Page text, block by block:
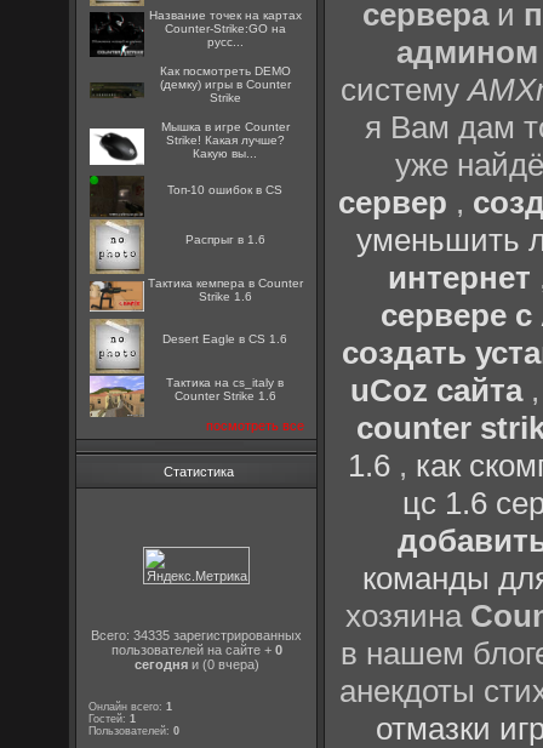
Название точек на картах
Counter-Strike:GO на
русс...
Как посмотреть DEMO
(демку) игры в Counter
Strike
Мышка в игре Counter
Strike! Какая лучше?
Какую вы...
Топ-10 ошибок в CS
Распрыг в 1.6
Тактика кемпера в Counter
Strike 1.6
Desert Eagle в CS 1.6
Тактика на cs_italy в
Counter Strike 1.6
посмотреть все
Статистика
Всего: 34335 зарегистрированных
пользователей на сайте + 0
сегодняи (0 вчера)
Онлайн всего:1
Гостей:1
Пользователей:0
сервераи
админом
систему
я Вам дам
уже
сервер ,
уменьшить
интернет
сервере
создать
uCoz сайта
counter
1.6, как
цс 1.6
команды
хозяина
в нашем
анекдоты
отмазки